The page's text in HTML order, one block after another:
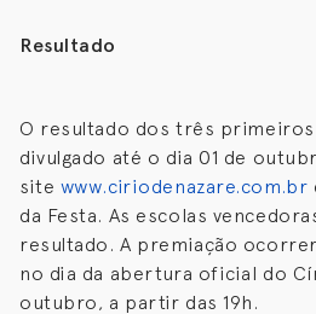
Resultado
O resultado dos três
divulgado até o dia 01 de
site www.ciriodenazare.com.br
da Festa. As escolas
resultado. A premiação
no dia da abertura oficial do
outubro, a partir das 19h.